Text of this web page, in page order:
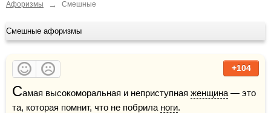
Афоризмы → Смешные
Смешные афоризмы
+104
Самая высокоморальная и неприступная женщина — это
та, которая помнит, что не побрила ноги.